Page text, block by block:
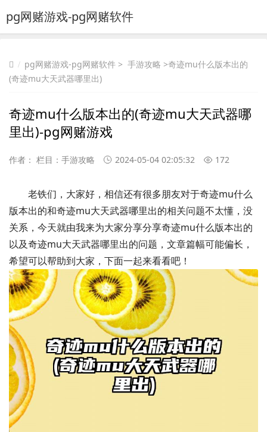
pg网赌游戏-pg网赌软件
pg网赌游戏-pg网赌软件 > 手游攻略 >奇迹mu什么版本出的
(奇迹mu大天武器哪里出)
奇迹mu什么版本出的(奇迹mu大天武器哪
里出)-pg网赌游戏
作者： 栏目： 手游攻略 2024-05-04 02:05:32 172
老铁们，大家好，相信还有很多朋友对于奇迹mu什么
版本出的和奇迹mu大天武器哪里出的相关问题不太懂，没
关系，今天就由我来为大家分享分享奇迹mu什么版本出的
以及奇迹mu大天武器哪里出的问题，文章篇幅可能偏长，
希望可以帮助到大家，下面一起来看看吧！